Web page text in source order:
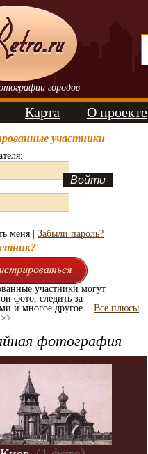
городов
Карта О проекте
участники
меня | Забыли пароль?
участники могут
фото, следить за
и многое другое... Все плюсы
фотография